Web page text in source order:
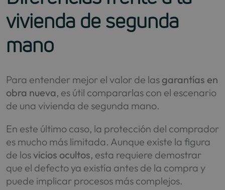
vivienda de segunda
mano
Para entender mejor el valor de las garantías en
obra nueva, es útil compararlas con el escenario
de una vivienda de segunda mano.
En este último caso, la protección del comprador
es mucho más limitada. Aunque existe la figura
de losvicios ocultos, esta requiere demostrar
que el defecto ya existía antes de la compra y
puede implicar procesos más complejos.